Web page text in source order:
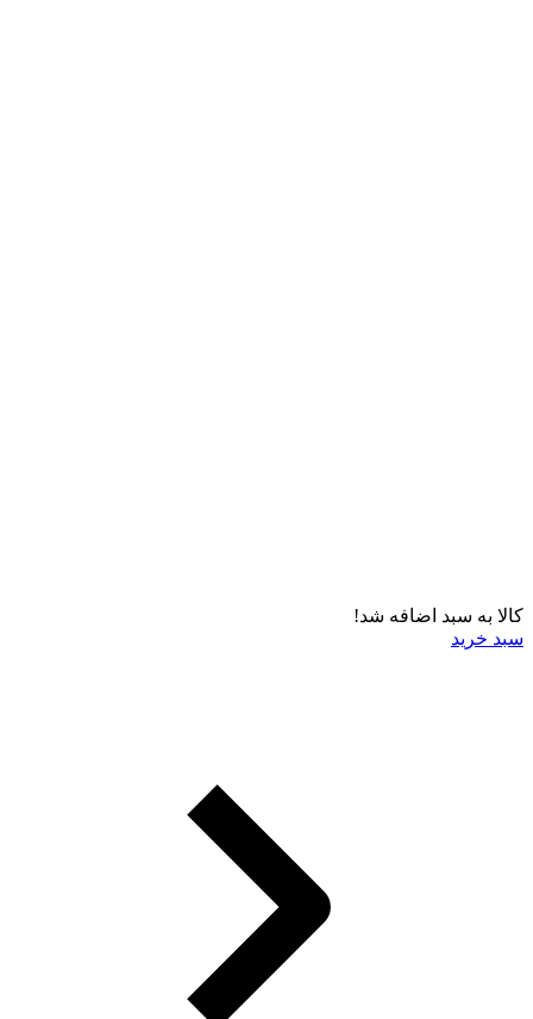
کالا به سبد اضافه شد!
سبد خرید